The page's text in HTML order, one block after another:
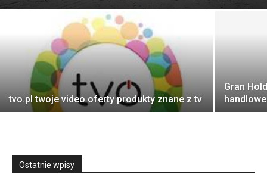
tvo.pl twoje video oferty produkty znane z tv
Gran
Ostatnie wpisy